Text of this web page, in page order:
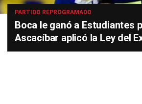
PARTIDO REPROGRAMADO
Boca le ganó a Estudiantes
Ascacíbar aplicó la Ley del